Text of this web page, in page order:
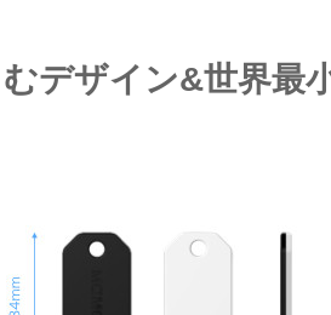
デザイン&世界最